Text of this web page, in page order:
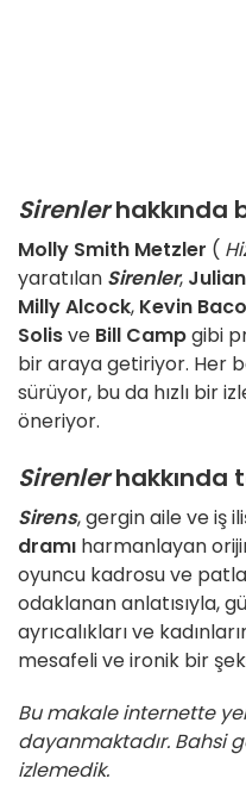
Sirenlerhakkında
Molly Smith Metzler (
yaratılan Sirenler,
Milly Alcock, Kevin
Solisve Bill Campgibi
bir araya getiriyor. Her
sürüyor, bu da hızlı bir
öneriyor.
Sirenlerhakkında
Sirens, gergin aile ve iş
dramı harmanlayan
oyuncu kadrosu ve
odaklanan anlatısıyla,
ayrıcalıkları ve
mesafeli ve ironik bir
Bu makale internette
dayanmaktadır. Bahsi
izlemedik.